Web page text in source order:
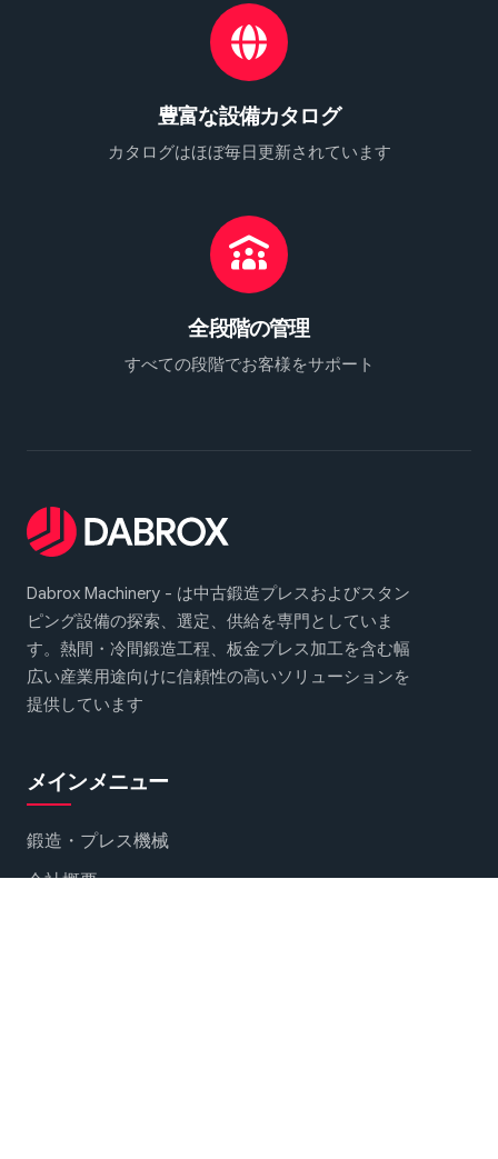
豊富な設備カタログ
カタログはほぼ毎日更新されています
全段階の管理
すべての段階でお客様をサポート
Dabrox Machinery - は中古鍛造プレスおよびスタン
ピング設備の探索、選定、供給を専門としていま
す。熱間・冷間鍛造工程、板金プレス加工を含む幅
広い産業用途向けに信頼性の高いソリューションを
提供しています
メインメニュー
鍛造・プレス機械
会社概要